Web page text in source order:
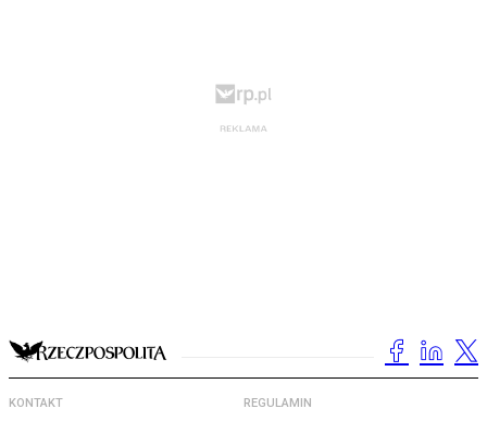
KONTAKT REGULAMIN